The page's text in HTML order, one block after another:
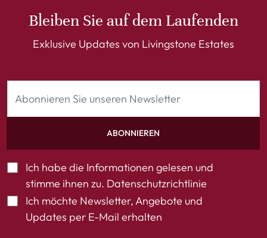
Bleiben Sie auf dem Laufenden
Exklusive Updates von Livingstone Estates
ABONNIEREN
Ich habe die Informationen gelesen und
stimme ihnen zu. Datenschutzrichtlinie
Ich möchte Newsletter, Angebote und
Updates per E-Mail erhalten